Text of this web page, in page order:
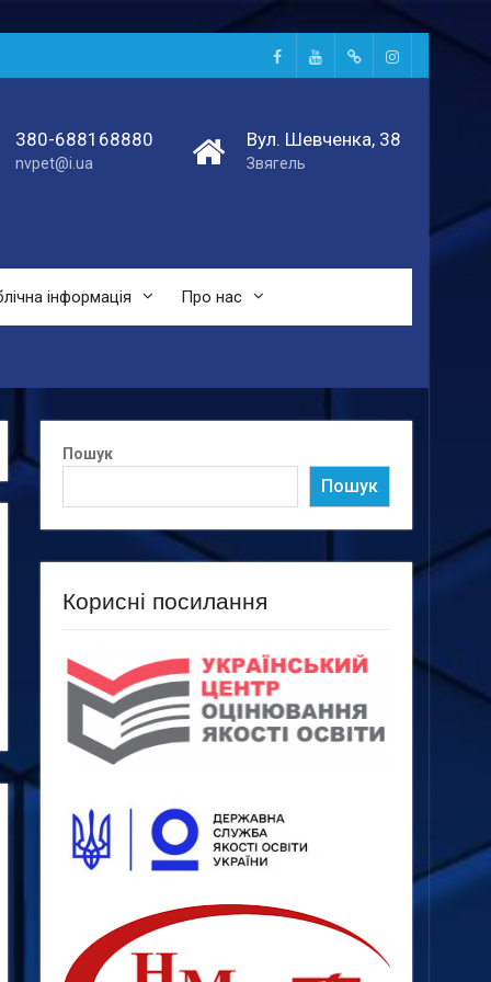
FacebookYoutubeTelegtamInstagram
380-688168880
nvpet@i.ua
Вул. Шевченка, 38
Звягель
інформація Про нас
Пошук
Пошук
Корисні посилання